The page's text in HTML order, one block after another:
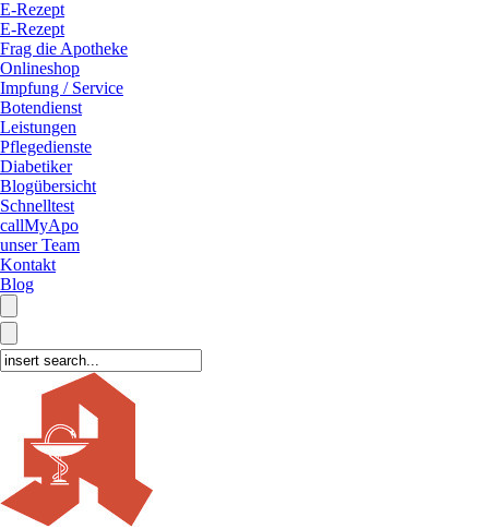
E-Rezept
E-Rezept
Frag die Apotheke
Onlineshop
Impfung / Service
Botendienst
Leistungen
Pflegedienste
Diabetiker
Blogübersicht
Schnelltest
callMyApo
unser Team
Kontakt
Blog